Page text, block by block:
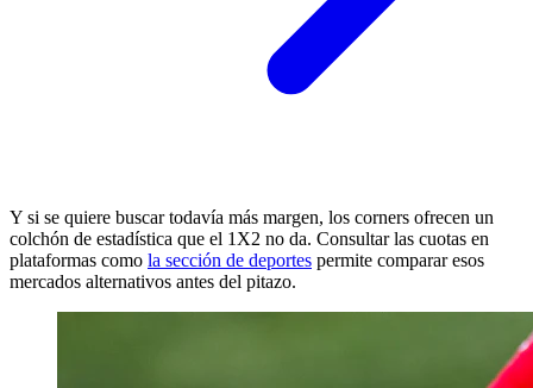
Y si se quiere buscar todavía más margen, los corners ofrecen un
colchón de estadística que el 1X2 no da. Consultar las cuotas en
plataformas como la sección de deportes permite comparar esos
mercados alternativos antes del pitazo.